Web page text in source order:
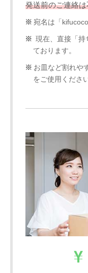
発送前のご連絡
宛名は「
現在、直接「持
ております。
お皿など割れや
をご使用ください